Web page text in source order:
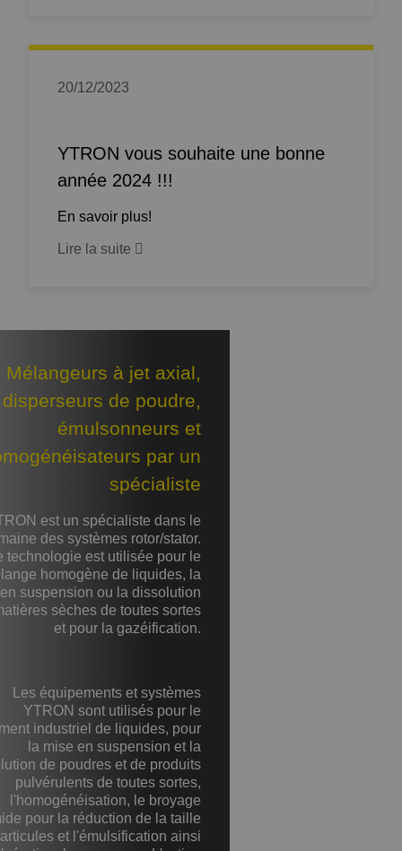
20/12/2023
YTRON vous souhaite une bonne
année 2024 !!!
En savoir plus!
Lire la suite
Mélangeurs à jet axial,
disperseurs de poudre,
émulsonneurs et
par un
spécialiste
est un spécialiste dans le
des systèmes rotor/stator.
technologie est utilisée pour le
homogène de liquides, la
suspension ou la dissolution
sèches de toutes sortes
et pour la gazéification.
Les équipements et systèmes
YTRON sont utilisés pour le
industriel de liquides, pour
la mise en suspension et la
de poudres et de produits
pulvérulents de toutes sortes,
l'homogénéisation, le broyage
pour la réduction de la taille
et l'émulsification ainsi